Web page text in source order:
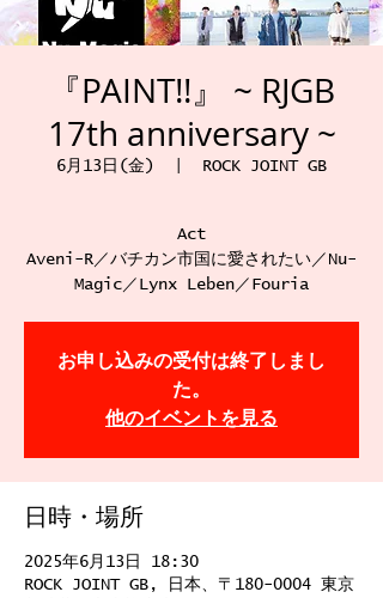
『PAINT!!』 ~ RJGB
17th anniversary ~
6月13日(金) ROCK JOINT GB
Act
Aveni-R／バチカン市国に愛されたい／Nu-
お申し込みの受付は終了しまし
た。
他のイベントを見る
日時・場所
2025年6月13日 18:30
ROCK JOINT GB, 日本、〒180-0004 東京